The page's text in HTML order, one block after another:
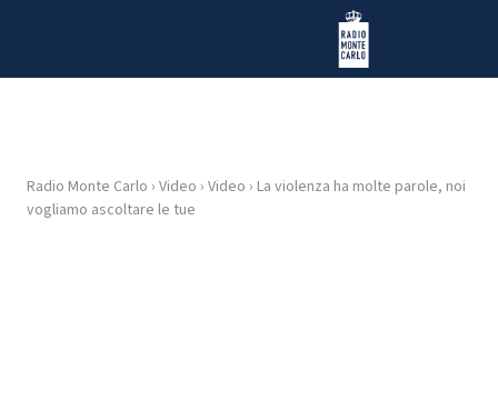
Radio Monte Carlo
HOME
Radio Monte Carlo › Video › Video › La violenza ha molte parole, noi
vogliamo ascoltare le tue